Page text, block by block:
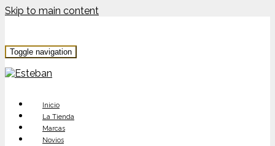
Skip to main content
Toggle navigation
Inicio
La Tienda
Marcas
Novios